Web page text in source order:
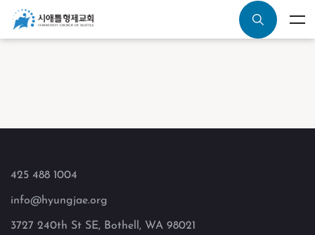
425 488 1004
info@hyungjae.org
3727 240th St SE, Bothell, WA 98021